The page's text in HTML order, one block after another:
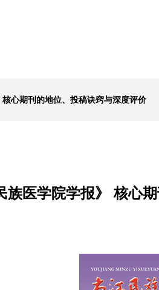
核心期刊的地位、投稿诀窍与深度评价
族医学院学报》 核心